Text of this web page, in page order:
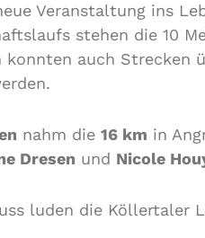
Veranstaltung ins
stehen die 10
konnten auch Strecken
nahm die 16 km in
Dresen und Nicole
luden die Köllertaler